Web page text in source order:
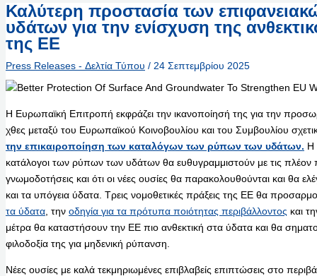
Καλύτερη προστασία των
υδάτων για την ενίσχυση της
της ΕΕ
Press Releases - Δελτία Τύπου / 24 Σεπτεμβρίου 2025
Η Ευρωπαϊκή Επιτροπή εκφράζει την ικανοποίησή της για την
χθες μεταξύ του Ευρωπαϊκού Κοινοβουλίου και του Συμβουλίου
την επικαιροποίηση των καταλόγων των ρύπων των υδάτων. Η
κατάλογοι των ρύπων των υδάτων θα ευθυγραμμιστούν με τις πλέον
γνωμοδοτήσεις και ότι οι νέες ουσίες θα παρακολουθούνται και θα
και τα υπόγεια ύδατα. Τρεις νομοθετικές πράξεις της ΕΕ θα
τα ύδατα , την οδηγία για τα πρότυπα ποιότητας περιβάλλοντος και
μέτρα θα καταστήσουν την ΕΕ πιο ανθεκτική στα ύδατα και θα
φιλοδοξία της για μηδενική ρύπανση.
Νέες ουσίες με καλά τεκμηριωμένες επιβλαβείς επιπτώσεις στο